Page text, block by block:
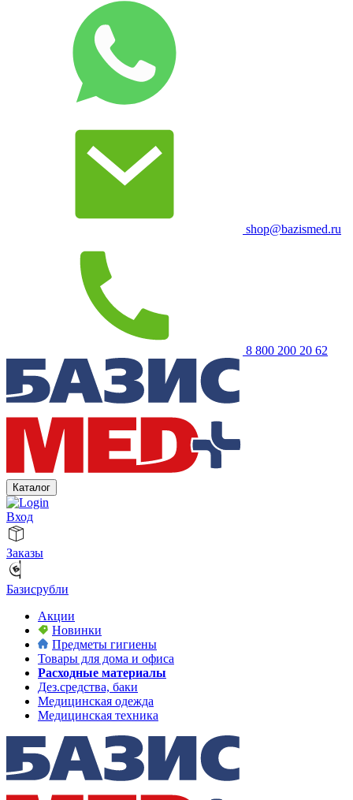
shop@bazismed.ru
8 800 200 20 62
Каталог
Вход
Заказы
Базисрубли
Акции
Новинки
Предметы гигиены
Товары для дома и офиса
Расходные материалы
Дез.средства, баки
Медицинская одежда
Медицинская техника